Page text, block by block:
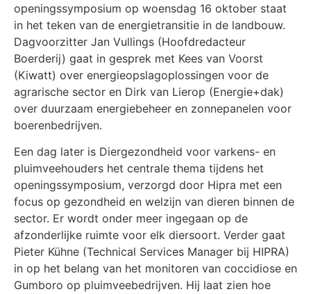
openingssymposium op woensdag 16 oktober staat
in het teken van de energietransitie in de landbouw.
Dagvoorzitter Jan Vullings (Hoofdredacteur
Boerderij) gaat in gesprek met Kees van Voorst
(Kiwatt) over energieopslagoplossingen voor de
agrarische sector en Dirk van Lierop (Energie+dak)
over duurzaam energiebeheer en zonnepanelen voor
boerenbedrijven.
Een dag later is Diergezondheid voor varkens- en
pluimveehouders het centrale thema tijdens het
openingssymposium, verzorgd door Hipra met een
focus op gezondheid en welzijn van dieren binnen de
sector. Er wordt onder meer ingegaan op de
afzonderlijke ruimte voor elk diersoort. Verder gaat
Pieter Kühne (Technical Services Manager bij HIPRA)
in op het belang van het monitoren van coccidiose en
Gumboro op pluimveebedrijven. Hij laat zien hoe